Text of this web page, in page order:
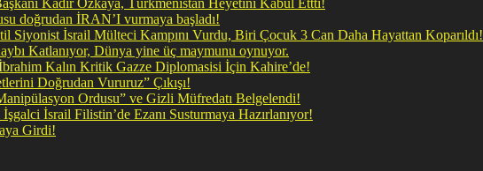
Kadir Özkaya, Türkmenistan Heyetini Kabul Ettti!
Gerçek Oldu! ABD ordusu doğrudan İRAN’I vurmaya başladı!
Siyonist İsrail Mülteci Kampını Vurdu, Biri Çocuk 3 Can Daha Hayattan Koparıldı!
Katlanıyor, Dünya yine üç maymunu oynuyor.
Kalın Kritik Gazze Diplomasisi İçin Kahire’de!
Doğrudan Vururuz” Çıkışı!
Ordusu” ve Gizli Müfredatı Belgelendi!
Haddini Aşan Kirli Plan: Firavunun torunları İşgalci İsrail Filistin’de Ezanı Susturmaya Hazırlanıyor!
Girdi!